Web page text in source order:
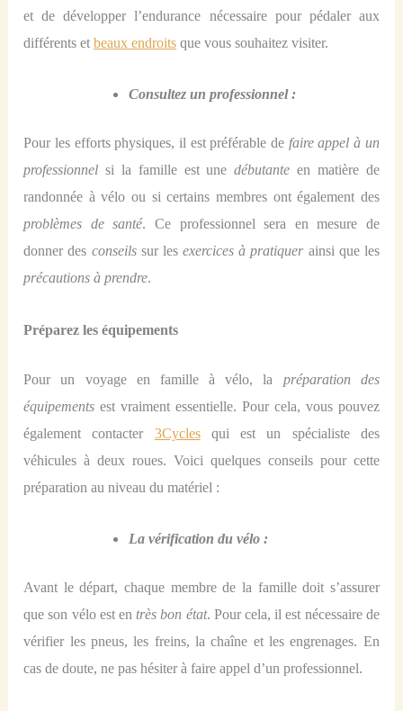
et de développerl’endurance nécessaire pour pédaler aux
différents etbeaux endroits que vous souhaitez visiter.
Consultezun professionnel :
Pour les efforts physiques, il est préférable de faire appel à un
professionnel si la famille est unedébutante en matière de
randonnée à vélo ou si certains membres ontégalement des
problèmes de santé. Ce professionnel sera en mesure de
donner des conseilssur lesexercices à pratiquerainsi que les
précautions à prendre.
Préparez les équipements
Pour un voyage en famille à vélo, la préparation des
équipements est vraiment essentielle. Pour cela, vous pouvez
également contacter 3Cyclesqui est un spécialiste des
véhicules à deux roues. Voici quelques conseils pour cette
préparation au niveau du matériel :
La vérification du vélo :
Avant le départ,chaque membre de la famille doit s’assurer
queson vélo est entrès bon état. Pour cela, il est nécessaire de
vérifier les pneus, les freins, la chaîne et les engrenages. En
cas de doute,ne pas hésiter à faireappel d’un professionnel.